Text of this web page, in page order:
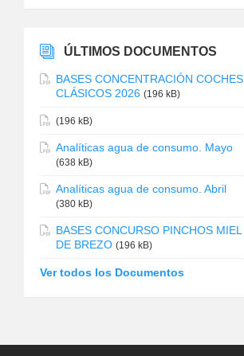
ÚLTIMOS DOCUMENTOS
BASES CONCENTRACIÓN COCHES
CLÁSICOS 2026 (196 kB)
(196 kB)
Analíticas agua de consumo. Mayo
(638 kB)
Analíticas agua de consumo. Abril
(380 kB)
BASES CONCURSO PINCHOS MIEL
DE BREZO (196 kB)
Ver todos los Documentos